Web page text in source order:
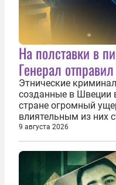
На полставки в
Генерал
Этнические
созданные в Швеции
стране огромный
влиятельным из них
этой сети не только
подсаживают их на
нечто еще даже
9 августа 2026